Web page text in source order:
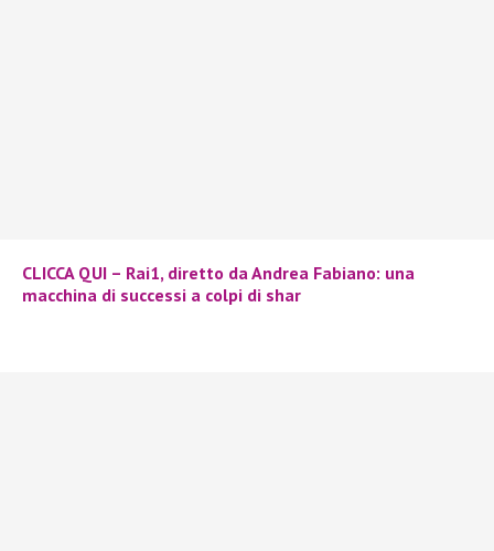
CLICCA QUI – Rai1, diretto da Andrea Fabiano: una
macchina di successi a colpi di shar